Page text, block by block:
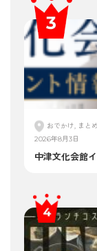
おでかけ, まと
2026年8月3日
中津文化会館